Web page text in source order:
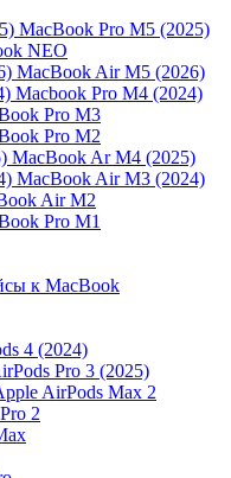
MacBook Pro M5 (2025)
NEO
MacBook Air M5 (2026)
Macbook Pro M4 (2024)
Pro M3
Pro M2
MacBook Ar M4 (2025)
MacBook Air M3 (2024)
Air M2
Pro M1
к MacBook
4 (2024)
Pro 3 (2025)
AirPods Max 2
2